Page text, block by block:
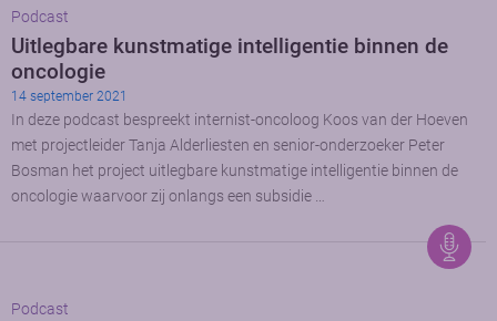
Podcast
Uitlegbare kunstmatige intelligentie binnen de
oncologie
14 september 2021
In deze podcast bespreekt internist-oncoloog Koos van der Hoeven
met projectleider Tanja Alderliesten en senior-onderzoeker Peter
Bosman het project uitlegbare kunstmatige intelligentie binnen de
oncologie waarvoor zij onlangs een subsidie …
Podcast